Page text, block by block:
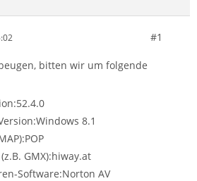
#1
bitten wir um folgende
8.1
GMX):hiway.at
Software:Norton AV